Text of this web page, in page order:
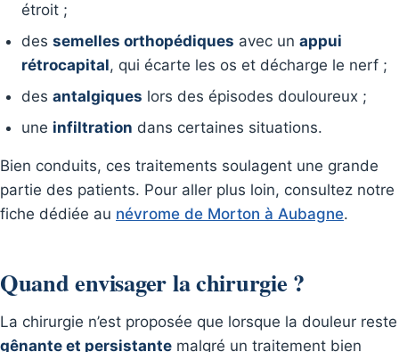
étroit ;
des semelles orthopédiques avec un appui
rétrocapital, qui écarte les os et décharge le nerf ;
des antalgiques lors des épisodes douloureux ;
une infiltration dans certaines situations.
Bien conduits, ces traitements soulagent une grande
partie des patients. Pour aller plus loin, consultez notre
fiche dédiée au névrome de Morton à Aubagne.
Quand envisager la chirurgie ?
La chirurgie n’est proposée que lorsque la douleur reste
gênante et persistante malgré un traitement bien